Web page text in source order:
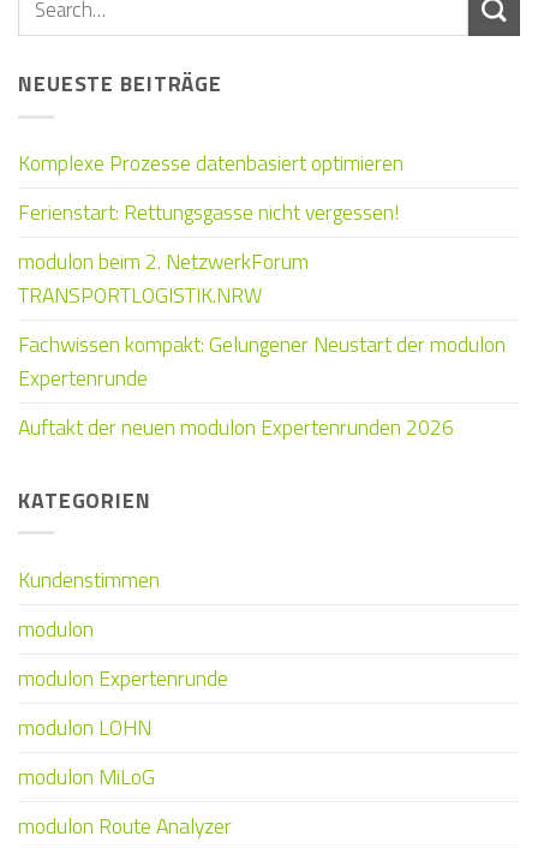
NEUESTE BEITRÄGE
Komplexe Prozesse datenbasiert optimieren
Ferienstart: Rettungsgasse nicht vergessen!
modulon beim 2. NetzwerkForum
TRANSPORTLOGISTIK.NRW
Fachwissen kompakt: Gelungener Neustart der modulon
Expertenrunde
Auftakt der neuen modulon Expertenrunden 2026
KATEGORIEN
Kundenstimmen
modulon
modulon Expertenrunde
modulon LOHN
modulon MiLoG
modulon Route Analyzer